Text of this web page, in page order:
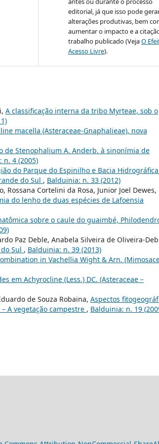
editorial, já que isso pode
alterações produtivas, bem
aumentar o impacto e a
trabalho publicado (VejaO
Acesso Livre).
A classificação interna da tribo Myrteae, sob o
macella (Asteraceae-Gnaphalieae), nova
de Stenophalium A. Anderb. à sinonímia de
n. 4 (2005)
do Parque do Espinilho e Bacia
do Sul , Balduinia: n. 33 (2012)
Rossana Cortelini da Rosa, Junior Joel Dewes,
do lenho de duas espécies de Lafoensia
sobre o caule do guaimbé,
Paz Deble, Anabela Silveira de Oliveira-
Sul , Balduinia: n. 39 (2013)
in Vachellia Wight & Arn.
em Achyrocline (Less.) DC. (Asteraceae –
de Souza Robaina, Aspectos
A vegetação campestre , Balduinia: n. 19